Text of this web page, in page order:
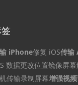
iPhone修复 iOS传输
数据更改位置镜像屏幕
传输录制屏幕增强视频